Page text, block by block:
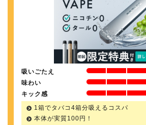
吸いごたえ
味わい
キック感
1箱でタバコ4箱分吸えるコスパ
本体が実質100円！